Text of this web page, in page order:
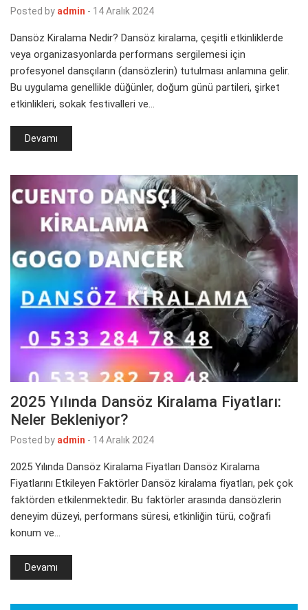
Posted by admin - 14 Aralık 2024
Dansöz Kiralama Nedir? Dansöz kiralama, çeşitli etkinliklerde
veya organizasyonlarda performans sergilemesi için
profesyonel dansçıların (dansözlerin) tutulması anlamına gelir.
Bu uygulama genellikle düğünler, doğum günü partileri, şirket
etkinlikleri, sokak festivalleri ve…
Devamı
2025 Yılında Dansöz Kiralama Fiyatları:
Neler Bekleniyor?
Posted by admin - 14 Aralık 2024
2025 Yılında Dansöz Kiralama Fiyatları Dansöz Kiralama
Fiyatlarını Etkileyen Faktörler Dansöz kiralama fiyatları, pek çok
faktörden etkilenmektedir. Bu faktörler arasında dansözlerin
deneyim düzeyi, performans süresi, etkinliğin türü, coğrafi
konum ve…
Devamı